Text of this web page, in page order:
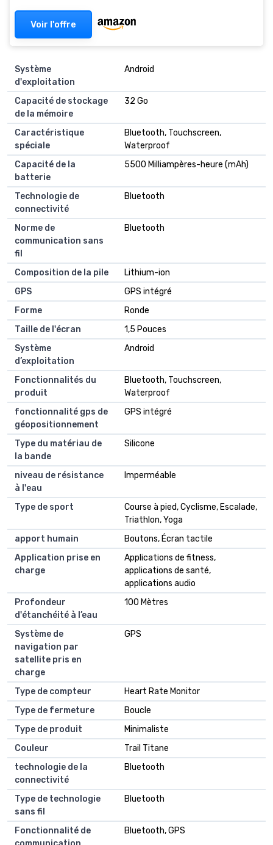
Voir l'offre
Système
d'exploitation
Android
Capacité de stockage
de la mémoire
32 Go
Caractéristique
spéciale
Bluetooth, Touchscreen,
Waterproof
Capacité de la
batterie
5500 Milliampères-heure (mAh)
Technologie de
connectivité
Bluetooth
Norme de
communication sans
fil
Bluetooth
Composition de la pile
Lithium-ion
GPS
GPS intégré
Forme
Ronde
Taille de l'écran
1,5 Pouces
Système
d’exploitation
Android
Fonctionnalités du
produit
Bluetooth, Touchscreen,
Waterproof
fonctionnalité gps de
géopositionnement
GPS intégré
Type du matériau de
la bande
Silicone
niveau de résistance
à l'eau
Imperméable
Type de sport
Course à pied, Cyclisme, Escalade,
Triathlon, Yoga
apport humain
Boutons, Écran tactile
Application prise en
charge
Applications de fitness,
applications de santé,
applications audio
Profondeur
d'étanchéité à l’eau
100 Mètres
Système de
navigation par
satellite pris en
charge
GPS
Type de compteur
Heart Rate Monitor
Type de fermeture
Boucle
Type de produit
Minimaliste
Couleur
Trail Titane
technologie de la
connectivité
Bluetooth
Type de technologie
sans fil
Bluetooth
Fonctionnalité de
Bluetooth, GPS